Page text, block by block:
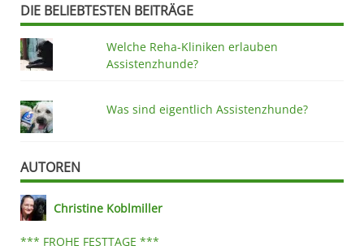
DIE BELIEBTESTEN BEITRÄGE
Welche Reha-Kliniken erlauben
Assistenzhunde?
Was sind eigentlich Assistenzhunde?
AUTOREN
Christine Koblmiller
*** FROHE FESTTAGE ***